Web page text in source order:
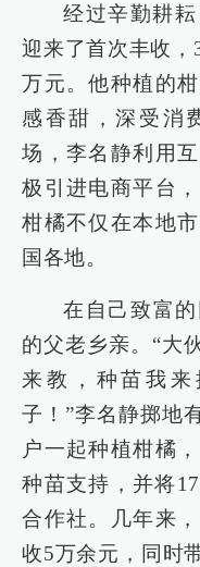
经过辛勤耕
迎来了首次丰收，
万元。他种植的
感香甜，深受消
场，李名静利用
极引进电商平台
柑橘不仅在本地
国各地。
在自己致富
的父老乡亲。“大
来教，种苗我来
子！”李名静掷地
户一起种植柑橘
种苗支持，并将
合作社。几年来
收5万余元，同时